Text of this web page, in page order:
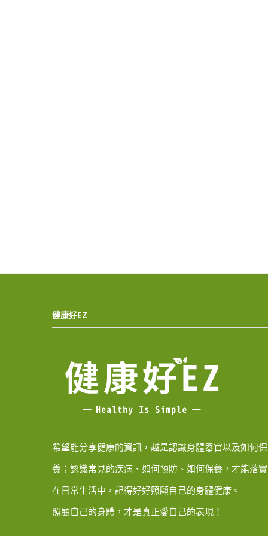
健康好EZ
希望能分享健康的資訊，越是認識身體器官以及如何保
養；認識常見的疾病、如何預防、如何保養，才能落實
在日常生活中，記得好好照顧自己的身體健康。
照顧自己的身體，才是真正愛自己的表現！